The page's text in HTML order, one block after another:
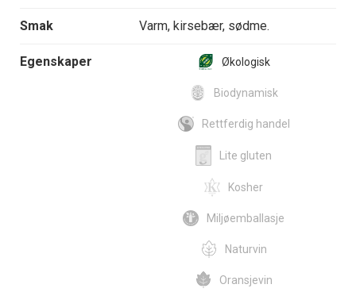
Smak Varm, kirsebær, sødme.
Egenskaper Økologisk
Biodynamisk
Rettferdig handel
Lite gluten
Kosher
Miljøemballasje
Naturvin
Oransjevin